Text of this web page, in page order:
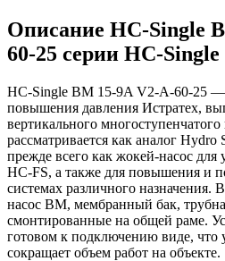
Описание HC-Single
60-25 серии HC-
HC-Single BM 15-9A V2-A-60-25 —
повышения давления Истратех,
вертикального
рассматривается как аналог
прежде всего как жокей-насос
HC-FS, а также для повышения и
системах различного назначения.
насос BM, мембранный бак,
смонтированные на общей раме.
готовом к подключению виде, что
сокращает объем работ на объекте.